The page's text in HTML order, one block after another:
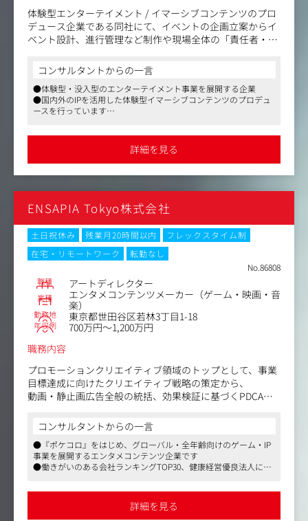
体験型エンターテイメント / イマーシブコンテンツのプロ
デュース企業である同社にて、イベントの企画立案からイ
ベント設計、進行管理など制作や現場全体の「責任者・指
〈具体的な業務内容〉
●体験イベントの企画進行・運営統合
●スケジュール・スタッフ管理 ・クライアント / パートナ
ーとの調整
コンサルタントからの一言
●体験型・没入型のエンターテイメント事業を展開する企業
●国内外のIPを活用した体験型イマーシブコンテンツのプロデュ
ースを行っています
詳細を見る
ENSAPIA Tokyo株式会社
土日祝休み 残業月20時間以内
フレックスタイム制
在宅・リモートワーク
転勤なし
No.86808
職種 アートディレクター
業種
エンタメコンテンツメーカー（ゲーム・映画・音
楽）
勤務地 東京都世田谷区若林3丁目1-18
年収例
700万円～1,200万円
職務内容
プロモーションクリエイティブ領域のトップとして、事業
目標達成に向けたクリエイティブ戦略の策定から、
動画・静止画広告全般の統括、効果検証に基づくPDCA、
をお任せいたします。
〈具体的な業務内容〉
●最上流からのプロモーションクリエイティブ戦略・ビジ
ュアル方針の策定：
化に向けたクリエイティブ戦略の定義
コンサルタントからの一言
●『ポケコロ』をはじめ、グローバル・全年齢向けのゲーム・IP
事業を展開するエンタメコンテンツ企業です
●働きがいのある会社ランキングTOP30、健康経営優良法人に認
か、フレックス制、リモートワークも併用した働きやすい環境が
詳細を見る